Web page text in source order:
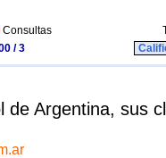
Consultas
/ 3
de Argentina, sus